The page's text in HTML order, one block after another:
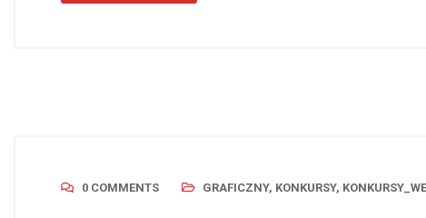
0 COMMENTS GRAFICZNY, KONKURSY,